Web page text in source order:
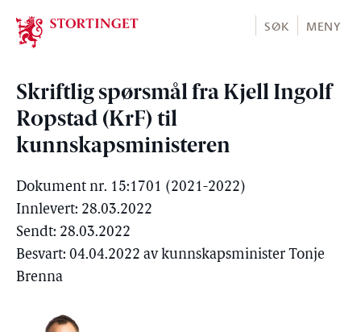
Stortinget.no
SØK MENY
Skriftlig spørsmål fra Kjell Ingolf
Ropstad (KrF) til
kunnskapsministeren
Dokument nr. 15:1701 (2021-2022)
Innlevert: 28.03.2022
Sendt: 28.03.2022
Besvart: 04.04.2022 av kunnskapsminister Tonje
Brenna